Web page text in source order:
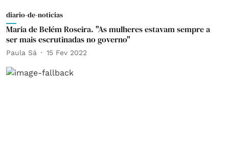
diario-de-noticias
Maria de Belém Roseira. "As mulheres estavam sempre a
ser mais escrutinadas no governo"
Paula Sá 15 Fev 2022